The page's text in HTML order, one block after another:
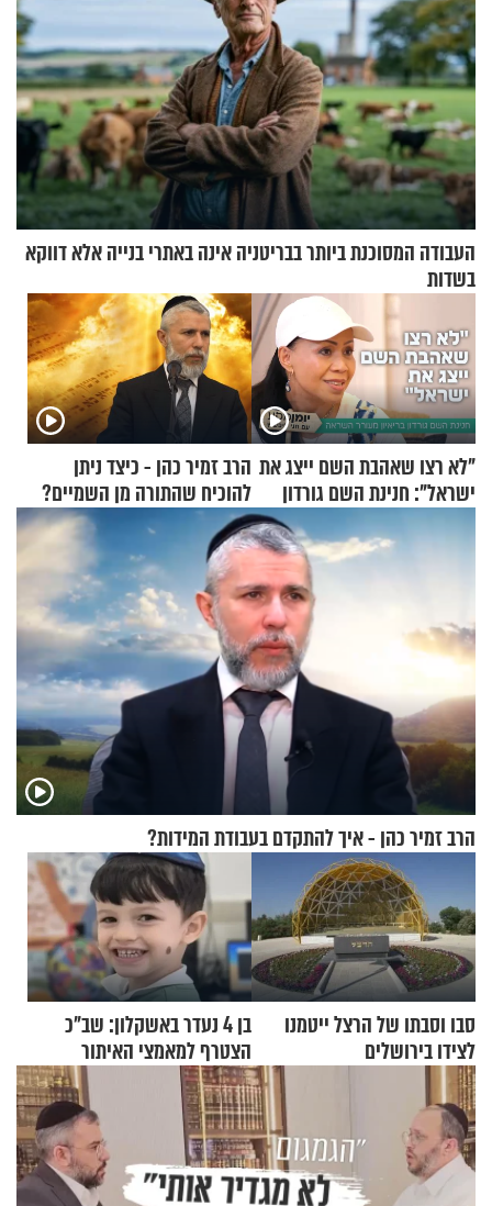
העבודה המסוכנת ביותר בבריטניה אינה באתרי בנייה אלא דווקא
בשדות
"לא רצו שאהבת השם ייצג את
ישראל": חנינת השם גורדון
בריאיון מעורר השראה
הרב זמיר כהן - כיצד ניתן
להוכיח שהתורה מן השמיים?
הרב זמיר כהן - איך להתקדם בעבודת המידות?
סבו וסבתו של הרצל ייטמנו
לצידו בירושלים
בן 4 נעדר באשקלון: שב"כ
הצטרף למאמצי האיתור